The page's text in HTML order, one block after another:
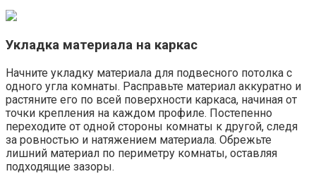
Укладка материала на каркас
Начните укладку материала для подвесного потолка с
одного угла комнаты.​ Расправьте материал аккуратно и
растяните его по всей поверхности каркаса, начиная от
точки крепления на каждом профиле.​ Постепенно
переходите от одной стороны комнаты к другой, следя
за ровностью и натяжением материала.​ Обрежьте
лишний материал по периметру комнаты, оставляя
подходящие зазоры.​